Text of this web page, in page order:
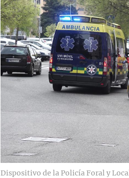
Dispositivo de la Policía Foral y